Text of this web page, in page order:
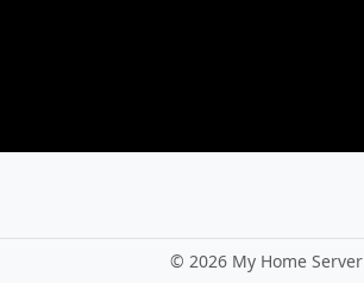
© 2026 My Home Server